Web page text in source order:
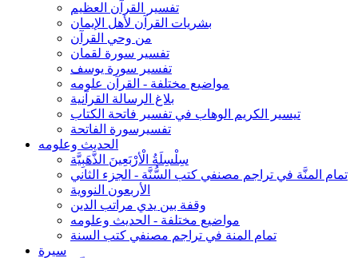
تفسير القرآن العظيم
بشريات القرآن لأهل الإيمان
من وحي القرآن
تفسير سورة لقمان
تفسير سورة يوسف
مواضيع مختلفة - القرآن علومه
بلاغ الرسالة القرآنية
تيسير الكريم الوهاب في تفسير فاتحة الكتاب
تفسيرسورة الفاتحة
الحديث وعلومه
سِلْسِلَةُ الْأرْبَعِينَ الذَّهَبِيَّة
تمام المنَّة في تراجم مصنفي كتب السُّنَّة - الجزء الثاني
الأربعون النووية
وقفة بين يدي مراتب الدين
مواضيع مختلفة - الحديث وعلومه
تمام المنة في تراجم مصنفي كتب السنة
سيرة